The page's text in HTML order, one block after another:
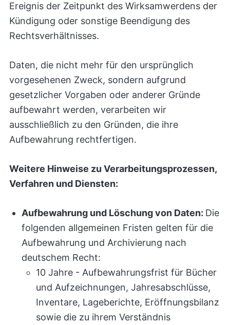
Ereignis der Zeitpunkt des Wirksamwerdens der
Kündigung oder sonstige Beendigung des
Rechtsverhältnisses.
Daten, die nicht mehr für den ursprünglich
vorgesehenen Zweck, sondern aufgrund
gesetzlicher Vorgaben oder anderer Gründe
aufbewahrt werden, verarbeiten wir
ausschließlich zu den Gründen, die ihre
Aufbewahrung rechtfertigen.
Weitere Hinweise zu Verarbeitungsprozessen,
Verfahren und Diensten:
Aufbewahrung und Löschung von Daten: Die
folgenden allgemeinen Fristen gelten für die
Aufbewahrung und Archivierung nach
deutschem Recht:
10 Jahre - Aufbewahrungsfrist für Bücher
und Aufzeichnungen, Jahresabschlüsse,
Inventare, Lageberichte, Eröffnungsbilanz
sowie die zu ihrem Verständnis